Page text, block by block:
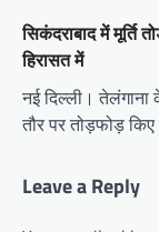
सिकंदराबाद में मूर्ति
हिरासत में
नई दिल्ली।
तौर पर तोड़फोड़
Leave a Reply